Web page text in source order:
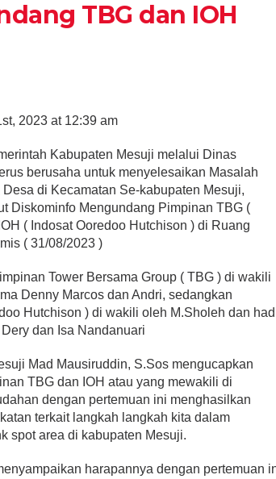
TBG dan IOH
2023 at 12:39 am
Kabupaten Mesuji melalui Dinas
berusaha untuk menyelesaikan Masalah
di Kecamatan Se-kabupaten Mesuji,
Diskominfo Mengundang Pimpinan TBG (
( Indosat Ooredoo Hutchison ) di Ruang
( 31/08/2023 )
Tower Bersama Group ( TBG ) di wakili
Denny Marcos dan Andri, sedangkan
Hutchison ) di wakili oleh M.Sholeh dan
dan Isa Nandanuari
Mad Mausiruddin, S.Sos mengucapkan
TBG dan IOH atau yang mewakili di
dengan pertemuan ini menghasilkan
terkait langkah langkah kita dalam
spot area di kabupaten Mesuji.
harapannya dengan pertemuan